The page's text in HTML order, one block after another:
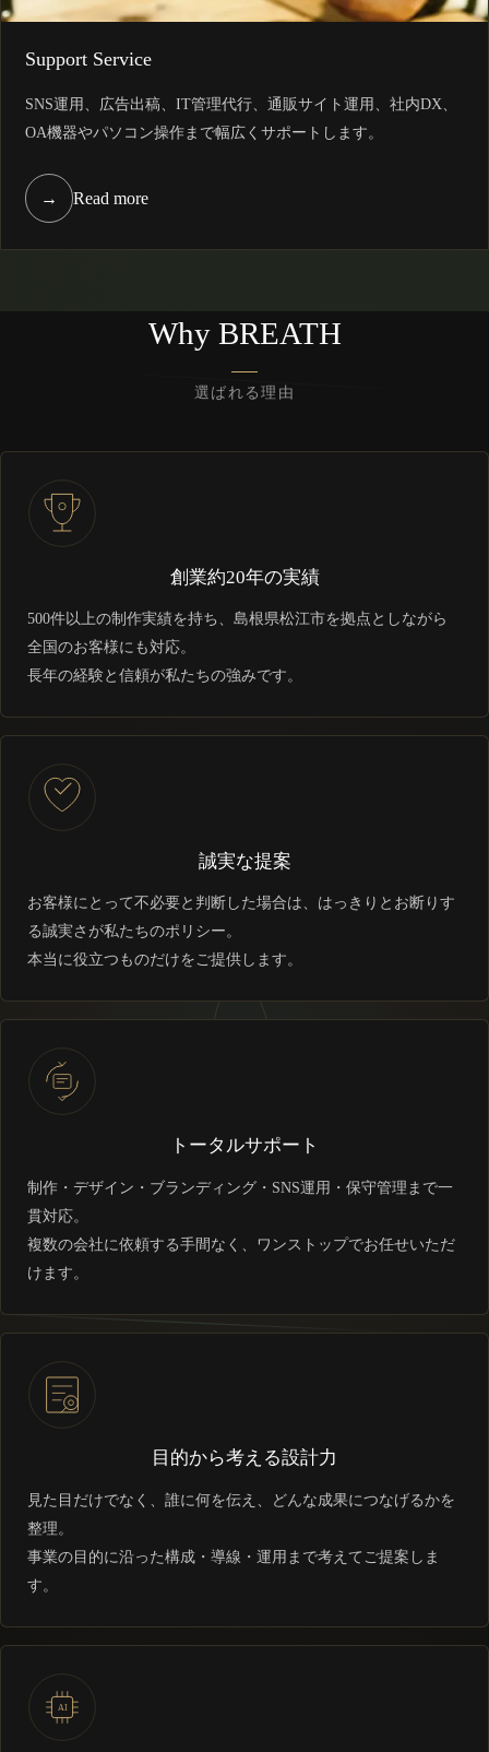
Support Service
SNS運用、広告出稿、IT管理代行、通販サイト運用、社内DX、
OA機器やパソコン操作まで幅広くサポートします。
→ Read more
Why BREATH
選ばれる理由
創業約20年の実績
500件以上の制作実績を持ち、島根県松江市を拠点としながら
全国のお客様にも対応。
長年の経験と信頼が私たちの強みです。
誠実な提案
お客様にとって不必要と判断した場合は、はっきりとお断りす
る誠実さが私たちのポリシー。
本当に役立つものだけをご提供します。
トータルサポート
制作・デザイン・ブランディング・SNS運用・保守管理まで一
貫対応。
複数の会社に依頼する手間なく、ワンストップでお任せいただ
けます。
目的から考える設計力
見た目だけでなく、誰に何を伝え、どんな成果につなげるかを
整理。
事業の目的に沿った構成・導線・運用まで考えてご提案しま
す。
AI